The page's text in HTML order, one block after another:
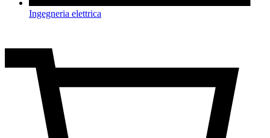
Ingegneria elettrica